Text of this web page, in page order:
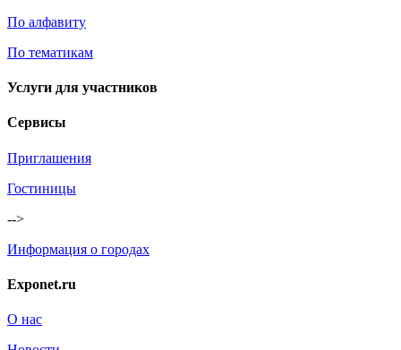
По алфавиту
По тематикам
Услуги для участников
Сервисы
Приглашения
Гостиницы
-->
Информация о городах
Exponet.ru
О нас